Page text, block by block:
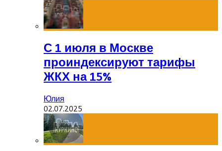
С 1 июля в Москве
проиндексируют тарифы
ЖКХ на 15%
Юлия
02.07.2025